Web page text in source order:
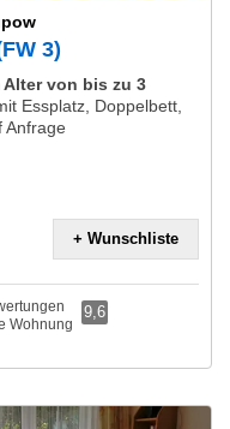
3)
Alter von bis zu 3
Essplatz, Doppelbett,
Anfrage
+ Wunschliste
Wohnung
9,6